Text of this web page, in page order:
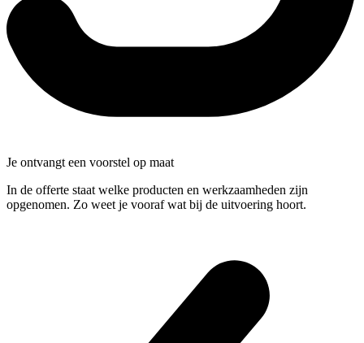
Je ontvangt een voorstel op maat
In de offerte staat welke producten en werkzaamheden zijn
opgenomen. Zo weet je vooraf wat bij de uitvoering hoort.